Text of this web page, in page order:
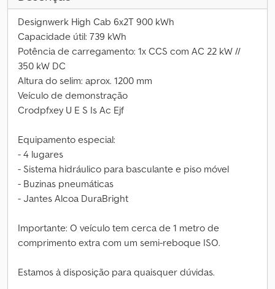
Designwerk High Cab 6x2T 900 kWh
Capacidade útil: 739 kWh
Potência de carregamento: 1x CCS com AC 22 kW //
350 kW DC
Altura do selim: aprox. 1200 mm
Veículo de demonstração
Crodpfxey U E S Is Ac Ejf
Equipamento especial:
- 4 lugares
- Sistema hidráulico para basculante e piso móvel
- Buzinas pneumáticas
- Jantes Alcoa DuraBright
Importante: O veículo tem cerca de 1 metro de
comprimento extra com um semi-reboque ISO.
Estamos à disposição para quaisquer dúvidas.